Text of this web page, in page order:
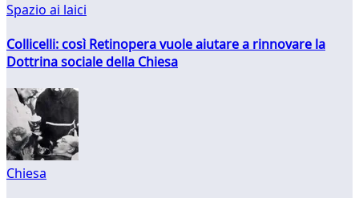
Spazio ai laici
Collicelli: così Retinopera vuole aiutare a rinnovare la
Dottrina sociale della Chiesa
Chiesa